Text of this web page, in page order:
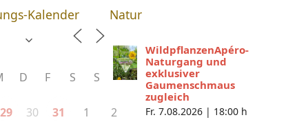
Kalender
D F S S
29 30 31 1
2
Natur
WildpflanzenApéro-
Naturgang und
exklusiver
Gaumenschmaus
zugleich
Fr. 7.08.2026 | 18:00 h